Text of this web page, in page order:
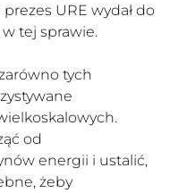
URE wydał do
tej sprawie.
tych
od
energii i ustalić,
żeby